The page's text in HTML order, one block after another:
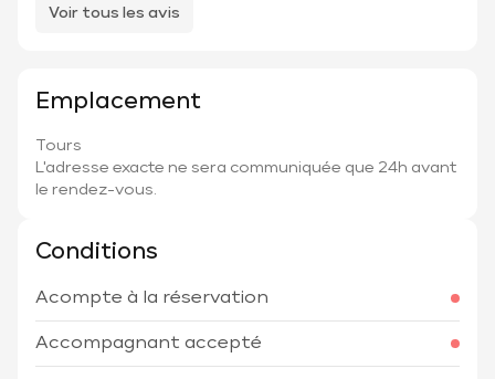
Voir tous les avis
Emplacement
Tours
L'adresse exacte ne sera communiquée que 24h avant
le rendez-vous.
Conditions
Acompte à la réservation
Accompagnant accepté